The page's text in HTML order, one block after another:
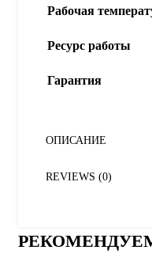
Рабочая
Ресурс работы
Гарантия
ОПИСАНИЕ
REVIEWS (0)